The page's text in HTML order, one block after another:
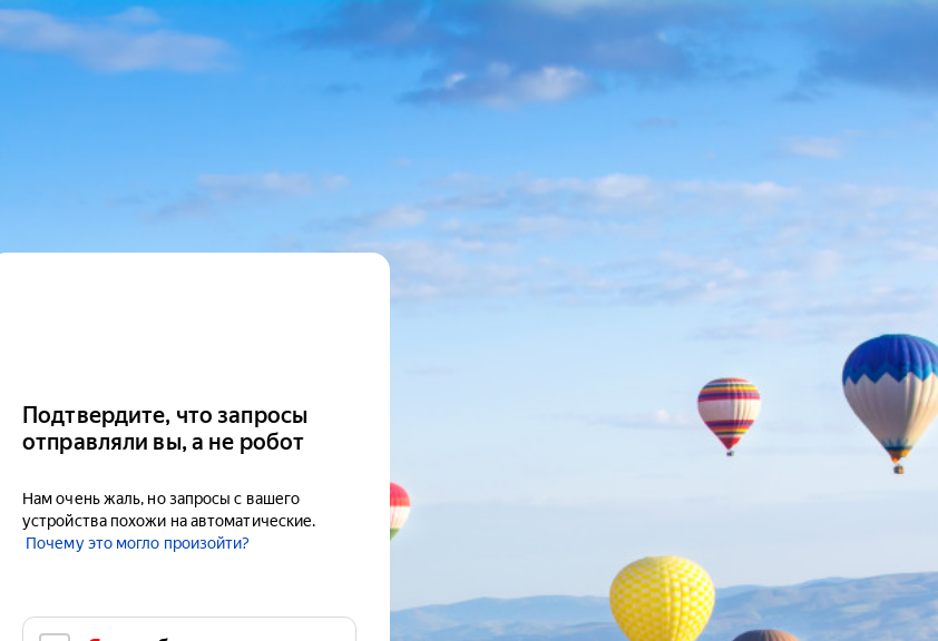
Подтвердите, что запросы
отправляли вы, а не робот
Нам очень жаль, но запросы с вашего
устройства похожи на автоматические.
Почему это могло произойти?